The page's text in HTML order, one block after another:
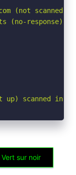
(not scanned):
(no-response)
up) scanned in
Vert sur noir